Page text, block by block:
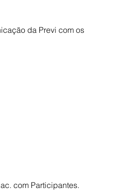
da Previ com os
com Participantes.